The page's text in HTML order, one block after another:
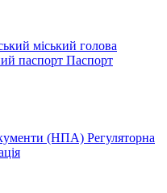
міський голова
паспорт Паспорт
(НПА) Регуляторна